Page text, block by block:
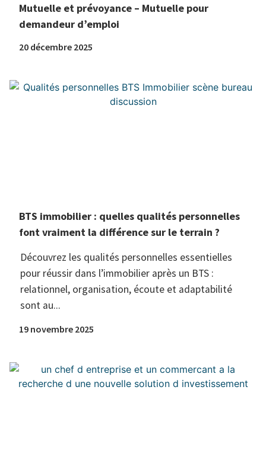
Mutuelle et prévoyance – Mutuelle pour
demandeur d’emploi
20 décembre 2025
BTS immobilier : quelles qualités personnelles
font vraiment la différence sur le terrain ?
Découvrez les qualités personnelles essentielles
pour réussir dans l’immobilier après un BTS :
relationnel, organisation, écoute et adaptabilité
sont au...
19 novembre 2025